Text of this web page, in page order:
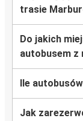
trasie
Do jakich
autobusem z
Ile
Jak